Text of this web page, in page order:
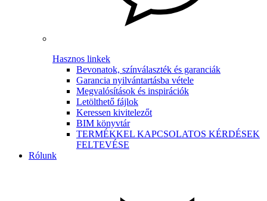
Hasznos linkek
Bevonatok, színválaszték és garanciák
Garancia nyilvántartásba vétele
Megvalósítások és inspirációk
Letölthető fájlok
Keressen kivitelezőt
BIM könyvtár
TERMÉKKEL KAPCSOLATOS KÉRDÉSEK
FELTEVÉSE
Rólunk